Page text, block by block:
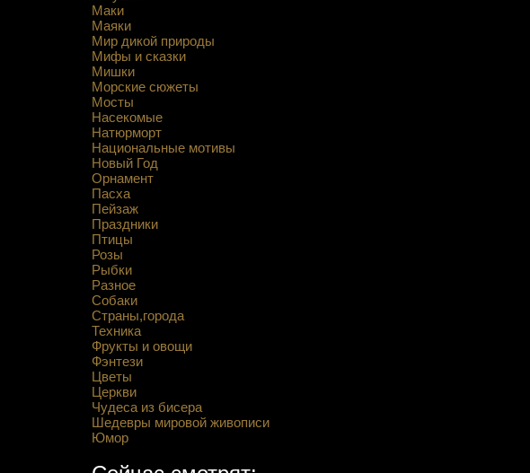
Маки
Маяки
Мир дикой природы
Мифы и сказки
Мишки
Морские сюжеты
Мосты
Насекомые
Натюрморт
Национальные мотивы
Новый Год
Орнамент
Пасха
Пейзаж
Праздники
Птицы
Розы
Рыбки
Разное
Собаки
Страны,города
Техника
Фрукты и овощи
Фэнтези
Цветы
Церкви
Чудеса из бисера
Шедевры мировой живописи
Юмор